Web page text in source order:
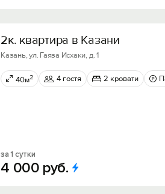
2к. квартира в Казани
Казань, ул. Гаяза Исхаки, д. 1
40м2 4 гостя 2 кровати
за 1 сутки
4 000 руб.